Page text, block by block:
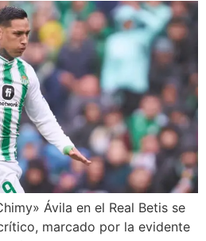
Ávila en el Real Betis se
marcado por la evidente